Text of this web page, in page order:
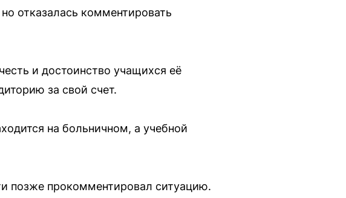
отказалась комментировать
и достоинство учащихся её
за свой счет.
на больничном, а учебной
позже прокомментировал ситуацию.